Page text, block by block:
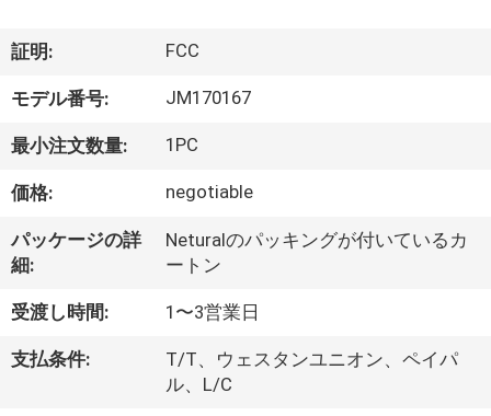
私
た
ち
つ
い
て
証明: FCC
モデル番号: JM170167
最小注文数量: 1PC
価格: negotiable
パッケージの詳
細:
Neturalのパッキングが付いているカ
ートン
受渡し時間: 1〜3営業日
支払条件:
T/T、ウェスタンユニオン、ペイパ
ル、L/C